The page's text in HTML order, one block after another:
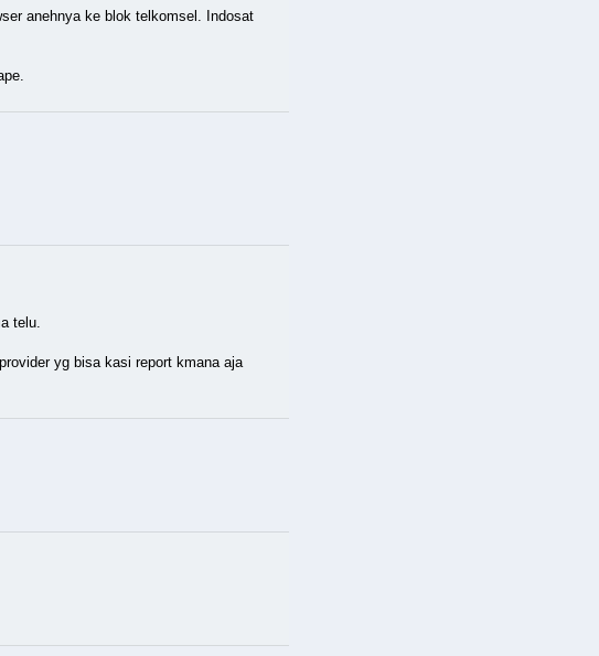
anehnya ke blok telkomsel. Indosat
telu.
yg bisa kasi report kmana aja